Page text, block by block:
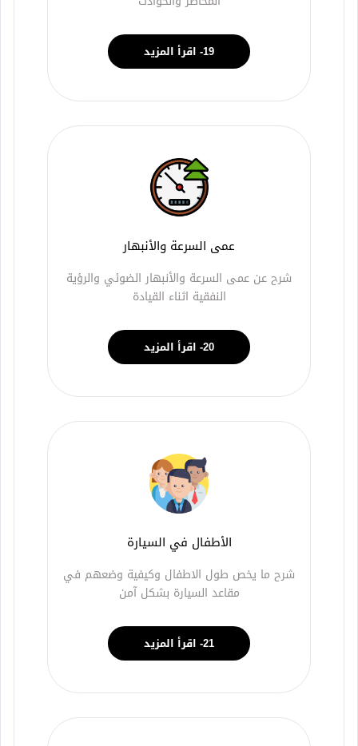
19- اقرأ المزيد
عمى السرعة والأنبهار
شرح عن عمى السرعة والأنبهار الضوئي والرؤية
النفقية اثناء القيادة
20- اقرأ المزيد
الأطفال في السيارة
شرح ما يخص طول الاطفال وكيفية وضعهم في
مقاعد السيارة بشكل آمن
21- اقرأ المزيد